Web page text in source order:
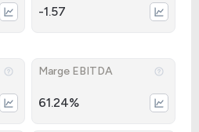
Action)
-1.57
Marge EBITDA
61.24%